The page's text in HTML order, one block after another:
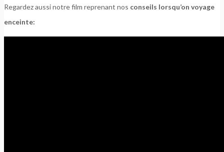
Regardez aussi notre film reprenant nos conseils lorsqu’on voyage
enceinte: